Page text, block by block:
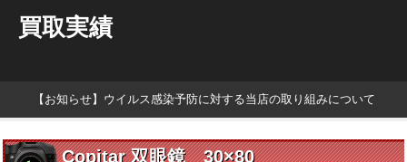
買取実績
【お知らせ】ウイルス感染予防に対する当店の取り組みについて
Copitar 双眼鏡 30×80